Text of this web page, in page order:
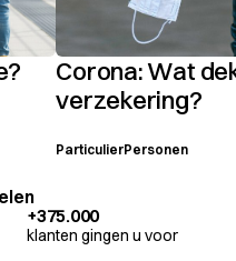
Corona: Wat
verzekering?
ParticulierPersonen
+375.000
klanten gingen u voor